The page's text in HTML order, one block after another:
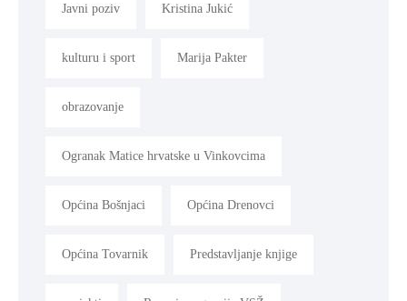
Javni poziv Kristina Jukić
kulturu i sport Marija Pakter
obrazovanje
Ogranak Matice hrvatske u Vinkovcima
Općina Bošnjaci Općina Drenovci
Općina Tovarnik Predstavljanje knjige